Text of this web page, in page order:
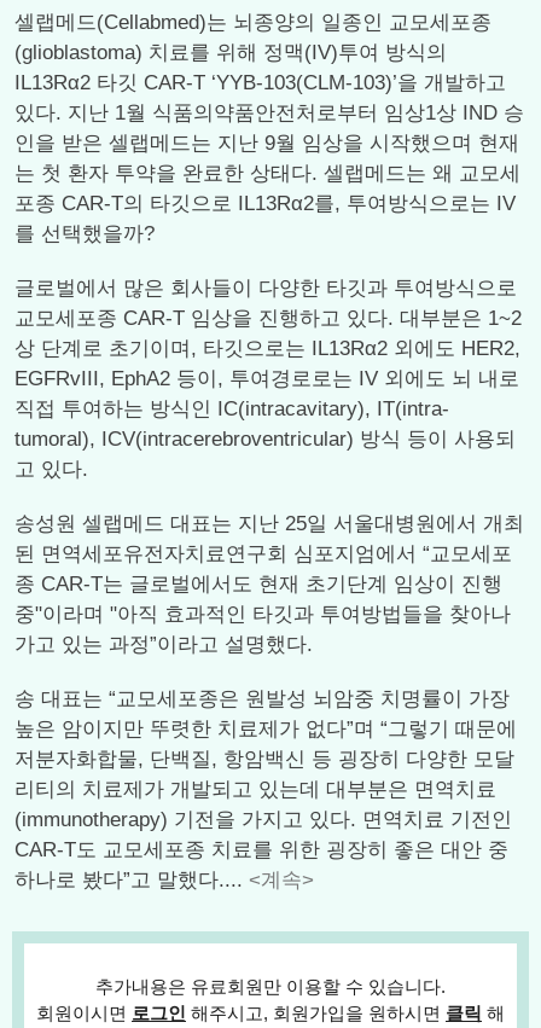
셀랩메드(Cellabmed)는 뇌종양의 일종인 교모세포종
(glioblastoma) 치료를 위해 정맥(IV)투여 방식의
IL13Rα2 타깃 CAR-T ‘YYB-103(CLM-103)’을 개발하고
있다. 지난 1월 식품의약품안전처로부터 임상1상 IND 승
인을 받은 셀랩메드는 지난 9월 임상을 시작했으며 현재
는 첫 환자 투약을 완료한 상태다. 셀랩메드는 왜 교모세
포종 CAR-T의 타깃으로 IL13Rα2를, 투여방식으로는 IV
를 선택했을까?
글로벌에서 많은 회사들이 다양한 타깃과 투여방식으로
교모세포종 CAR-T 임상을 진행하고 있다. 대부분은 1~2
상 단계로 초기이며, 타깃으로는 IL13Rα2 외에도 HER2,
EGFRvIII, EphA2 등이, 투여경로로는 IV 외에도 뇌 내로
직접 투여하는 방식인 IC(intracavitary), IT(intra-
tumoral), ICV(intracerebroventricular) 방식 등이 사용되
고 있다.
송성원 셀랩메드 대표는 지난 25일 서울대병원에서 개최
된 면역세포유전자치료연구회 심포지엄에서 “교모세포
종 CAR-T는 글로벌에서도 현재 초기단계 임상이 진행
중"이라며 "아직 효과적인 타깃과 투여방법들을 찾아나
가고 있는 과정”이라고 설명했다.
송 대표는 “교모세포종은 원발성 뇌암중 치명률이 가장
높은 암이지만 뚜렷한 치료제가 없다”며 “그렇기 때문에
저분자화합물, 단백질, 항암백신 등 굉장히 다양한 모달
리티의 치료제가 개발되고 있는데 대부분은 면역치료
(immunotherapy) 기전을 가지고 있다. 면역치료 기전인
CAR-T도 교모세포종 치료를 위한 굉장히 좋은 대안 중
하나로 봤다”고 말했다.... <계속>
추가내용은 유료회원만 이용할 수 있습니다.
회원이시면 로그인 해주시고, 회원가입을 원하시면 클릭 해